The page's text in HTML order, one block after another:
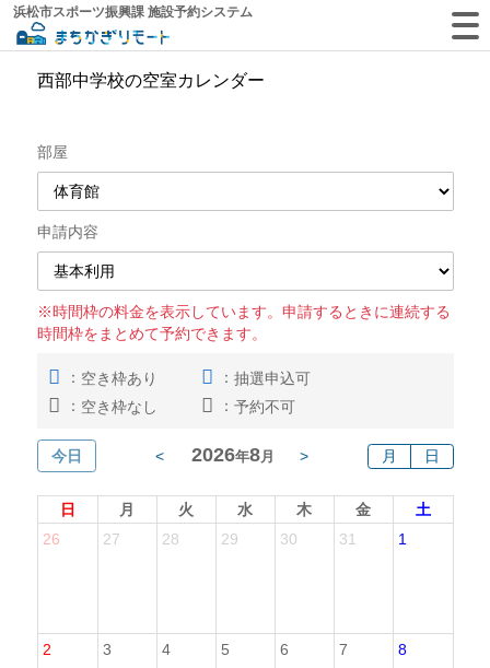
浜松市スポーツ振興課 施設予約システム
西部中学校の空室カレンダー
部屋
申請内容
※時間枠の料金を表示しています。申請するときに連続する
時間枠をまとめて予約できます。
： 空き枠あり ： 抽選申込可
： 空き枠なし ： 予約不可
今日 < 2026年8 月 > 月 日
日 月 火 水 木 金
土
26
27 28 29 30 31 1
2 3 4 5 6 7 8